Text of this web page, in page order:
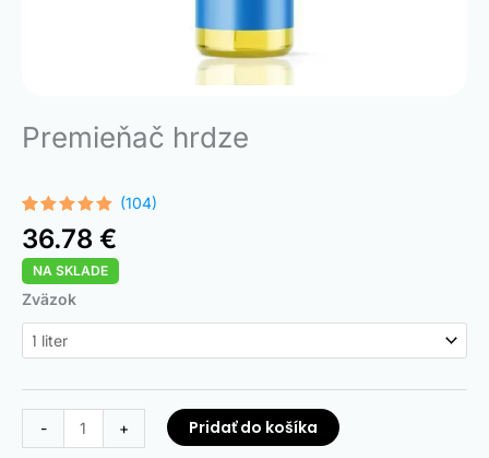
Premieňač hrdze
Hodnotenie
4.99z 5 na
základe
104
zákazníckych
recenzií
(104)
36.78 €
NA SKLADE
Zväzok
-
množstvo
Rust
Converter
+ Pridať do košíka